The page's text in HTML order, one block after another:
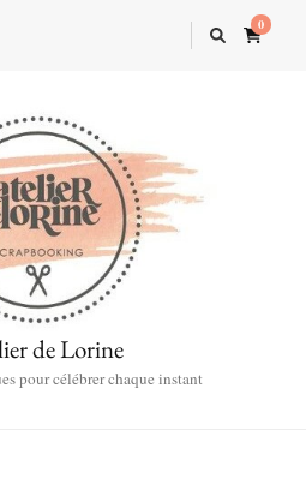
0
de Lorine
pour célébrer chaque instant